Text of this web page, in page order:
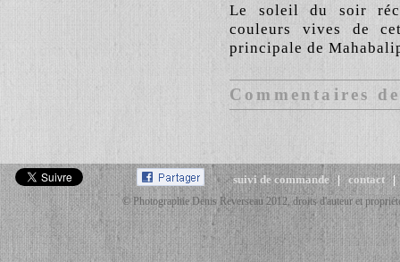
Le soleil du soir
couleurs vives de
principale de
Commentaires
suivi de commande |contact
© Photographie Denis Reverseau 2012, droits d'auteur et